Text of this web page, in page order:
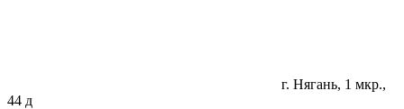
г. Нягань, 1 мкр.,
44 д